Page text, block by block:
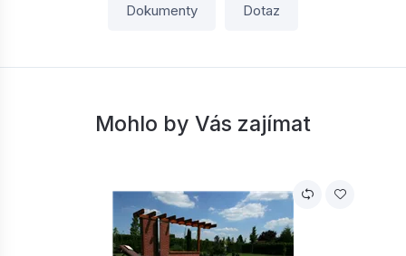
Dokumenty Dotaz
Mohlo by Vás zajímat